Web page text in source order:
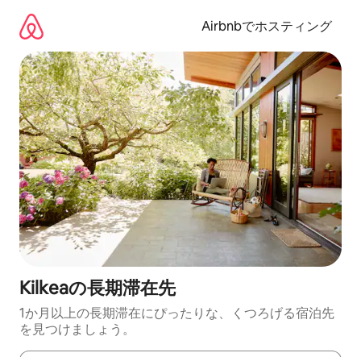
Airbnbでホスティング
Kilkeaの長期滞在先
1か月以上の長期滞在にぴったりな、くつろげる宿泊先
を見つけましょう。